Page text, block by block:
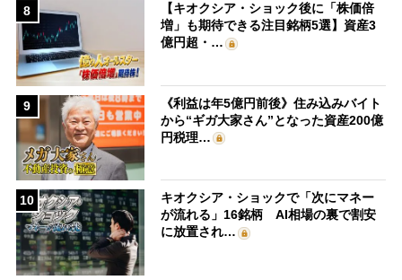
8
【キオクシア・ショック後に「株価倍
増」も期待できる注目銘柄5選】資産3
億円超・…
9
《利益は年5億円前後》住み込みバイト
から“ギガ大家さん”となった資産200億
円税理…
10
キオクシア・ショックで「次にマネー
が流れる」16銘柄 AI相場の裏で割安
に放置され…